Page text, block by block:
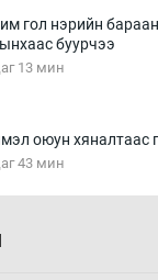
гол нэрийн
буурчээ
13 мин
оюун хяналтаас
43 мин